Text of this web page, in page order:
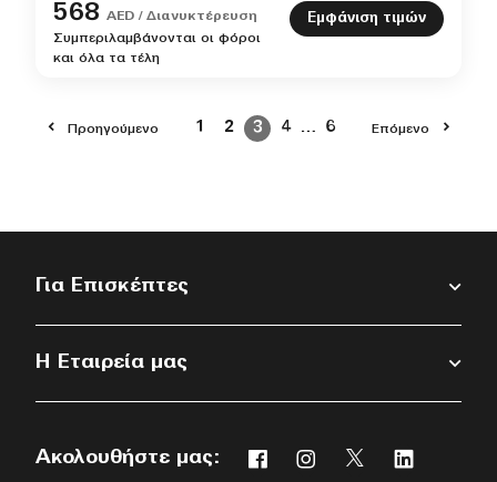
568 AED / Διανυκτέρευση
Συμπεριλαμβάνονται οι φόροι
και όλα τα τέλη
Εμφάνιση τιμών
Προηγούμενο 1 2 3 4 … 6 Επόμενο
Για Επισκέπτες
Η Εταιρεία μας
Ακολουθήστε μας:
Facebook
Ανοίγει νέο παράθυρο
Instagram
Ανοίγει νέο παράθυρο
Twitter
Ανοίγει νέο
Ανοίγει